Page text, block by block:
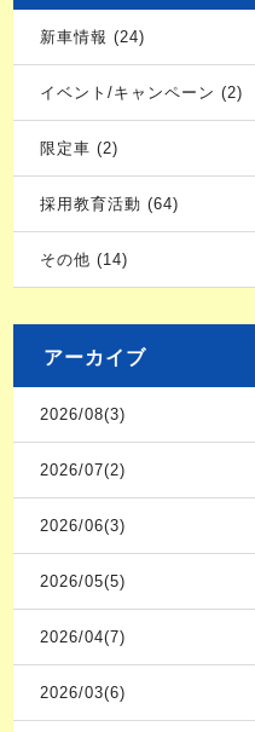
新車情報 (24)
イベント/キャンペーン (2)
限定車 (2)
採用教育活動 (64)
その他 (14)
アーカイブ
2026/08(3)
2026/07(2)
2026/06(3)
2026/05(5)
2026/04(7)
2026/03(6)